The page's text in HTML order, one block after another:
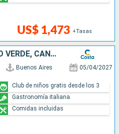
US$ 1,473 +Tasas
ARGENTINA, BRASIL, CABO VERDE, CANARIAS, MADEIRA, ESPAÑA, FRANCIA
Buenos Aires 05/04/2027
Club de niños gratis desde los 3
Gastronomía italiana
Comidas incluidas